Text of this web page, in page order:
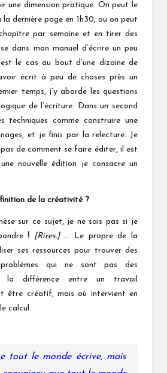
une dimension pratique. On peut le
dernière page en 1h30, ou on peut
par semaine et en tirer des
dans mon manuel d’écrire un peu
le cas au bout d’une dizaine de
écrit à peu de choses près un
temps, j’y aborde les questions
de l’écriture. Dans un second
techniques comme construire une
et je finis par la relecture. Je
de comment se faire éditer, il est
nouvelle édition je consacre un
de la créativité ?
sur ce sujet, je ne sais pas si je
! [Rires.]… Le propre de la
ses ressources pour trouver des
qui ne sont pas des
la différence entre un travail
être créatif, mais où intervient en
calcul.
tout le monde écrive, mais